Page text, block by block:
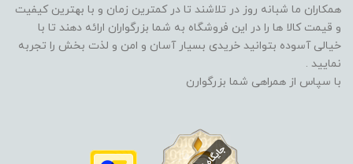
همکاران ما شبانه روز در تلاشند تا در کمترین زمان و با بهترین کیفیت
و قیمت کالا ها را در این فروشگاه به شما بزرگواران ارائه دهند تا با
خیالی آسوده بتوانید خریدی بسیار آسان و امن و لذت بخش را تجربه
نمایید .
با سپاس از همراهی شما بزرگوارن